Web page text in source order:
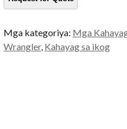
kadaghanon
Mga kategoriya: Mga
Wrangler, Kahayag sa ikog